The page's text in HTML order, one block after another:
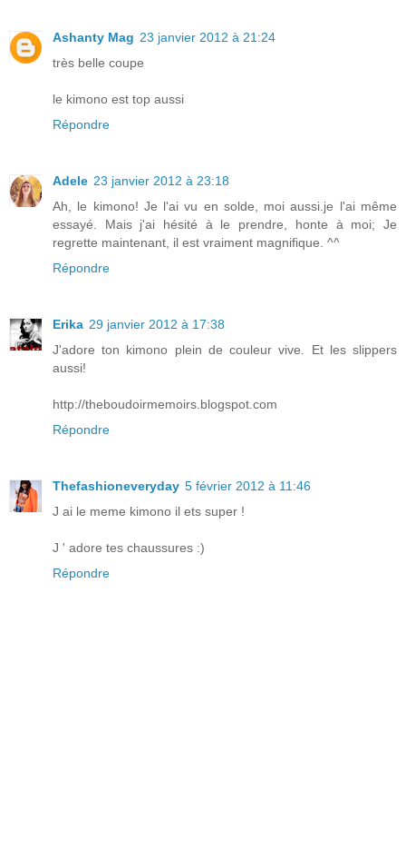
Ashanty Mag 23 janvier 2012 à 21:24
très belle coupe
le kimono est top aussi
Répondre
Adele 23 janvier 2012 à 23:18
Ah, le kimono! Je l'ai vu en solde, moi aussi.je l'ai même
essayé. Mais j'ai hésité à le prendre, honte à moi; Je
regrette maintenant, il est vraiment magnifique. ^^
Répondre
Erika 29 janvier 2012 à 17:38
J'adore ton kimono plein de couleur vive. Et les slippers
aussi!
http://theboudoirmemoirs.blogspot.com
Répondre
Thefashioneveryday 5 février 2012 à 11:46
J ai le meme kimono il ets super !
J ' adore tes chaussures :)
Répondre